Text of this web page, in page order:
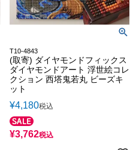
T10-4843
(取寄) ダイヤモンドフィックス
ダイヤモンドアート 浮世絵コレ
クション 西塔鬼若丸 ビーズキ
ット
¥4,180税込
¥3,762税込